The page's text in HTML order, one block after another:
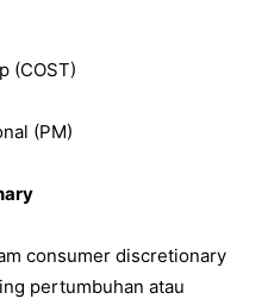
(PM)
consumer discretionary
pertumbuhan atau